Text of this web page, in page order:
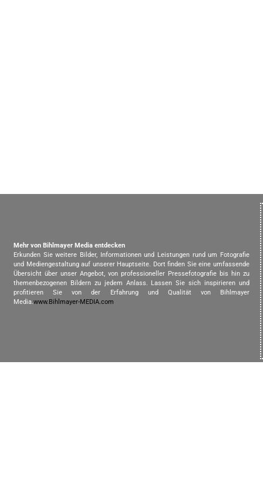
Mehr von Bihlmayer Media entdecken
Erkunden Sie weitere Bilder, Informationen und Leistungen rund um Fotografie
und Mediengestaltung auf unserer Hauptseite. Dort finden Sie eine umfassende
Übersicht über unser Angebot, von professioneller Pressefotografie bis hin zu
themenbezogenen Bildern zu jedem Anlass. Lassen Sie sich inspirieren und
profitieren Sie von der Erfahrung und Qualität von Bihlmayer
Media.www.Bihlmayer-MEDIA.com